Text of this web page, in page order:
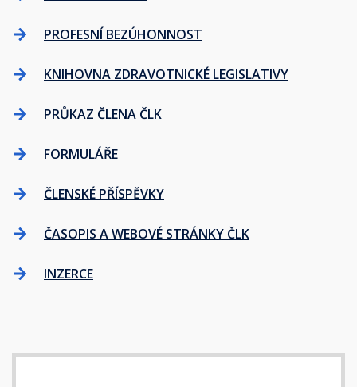
PROFESNÍ BEZÚHONNOST
KNIHOVNA ZDRAVOTNICKÉ LEGISLATIVY
PRŮKAZ ČLENA ČLK
FORMULÁŘE
ČLENSKÉ PŘÍSPĚVKY
ČASOPIS A WEBOVÉ STRÁNKY ČLK
INZERCE